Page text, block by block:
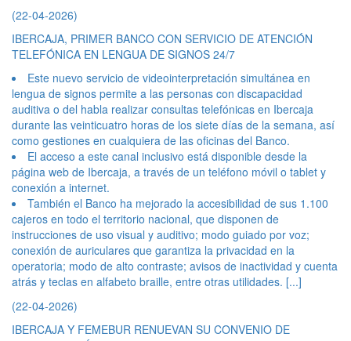
(22-04-2026)
IBERCAJA, PRIMER BANCO CON SERVICIO DE ATENCIÓN
TELEFÓNICA EN LENGUA DE SIGNOS 24/7
Este nuevo servicio de videointerpretación simultánea en
lengua de signos permite a las personas con discapacidad
auditiva o del habla realizar consultas telefónicas en Ibercaja
durante las veinticuatro horas de los siete días de la semana, así
como gestiones en cualquiera de las oficinas del Banco.
El acceso a este canal inclusivo está disponible desde la
página web de Ibercaja, a través de un teléfono móvil o tablet y
conexión a internet.
También el Banco ha mejorado la accesibilidad de sus 1.100
cajeros en todo el territorio nacional, que disponen de
instrucciones de uso visual y auditivo; modo guiado por voz;
conexión de auriculares que garantiza la privacidad en la
operatoria; modo de alto contraste; avisos de inactividad y cuenta
atrás y teclas en alfabeto braille, entre otras utilidades. [...]
(22-04-2026)
IBERCAJA Y FEMEBUR RENUEVAN SU CONVENIO DE